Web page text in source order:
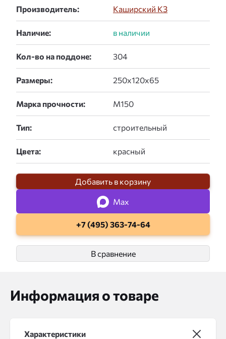
Производитель: Каширский КЗ
Наличие:
Кол-во на поддоне:
Размеры:
Марка прочности:
Тип:
Цвета:
Добавить в корзину
Max
+7 (495) 363-74-64
В сравнение
Информация о товаре
Характеристики